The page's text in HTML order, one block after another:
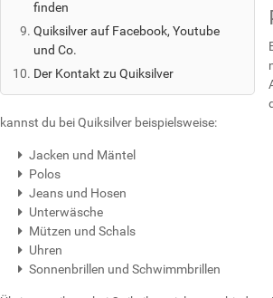
finden
Quiksilver auf Facebook, Youtube
und Co.
Der Kontakt zu Quiksilver
kannst du bei Quiksilver beispielsweise:
Jacken und Mäntel
Polos
Jeans und Hosen
Unterwäsche
Mützen und Schals
Uhren
Sonnenbrillen und Schwimmbrillen